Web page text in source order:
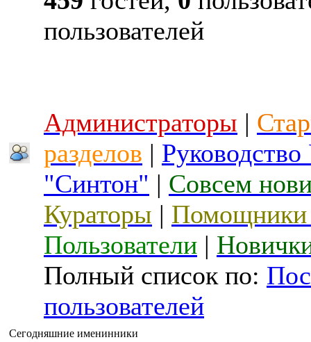
пользователей
Администраторы |
разделов |
"Синтон" | Совсем
Кураторы | Помощники
Пользователи |
Полный список по:
пользователей
Сегодняшние именинники